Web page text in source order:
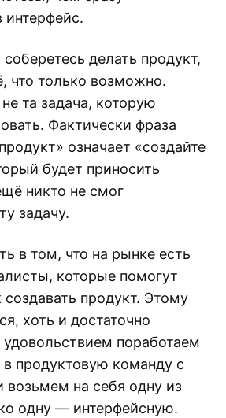
интерфейс.
делать продукт,
что только возможно.
та задача, которую
Фактически фраза
означает «создайте
будет приносить
никто не смог
задачу.
в том, что на рынке есть
которые помогут
создавать продукт. Этому
хоть и достаточно
поработаем
продуктовую команду с
возьмем на себя одну из
одну — интерфейсную.